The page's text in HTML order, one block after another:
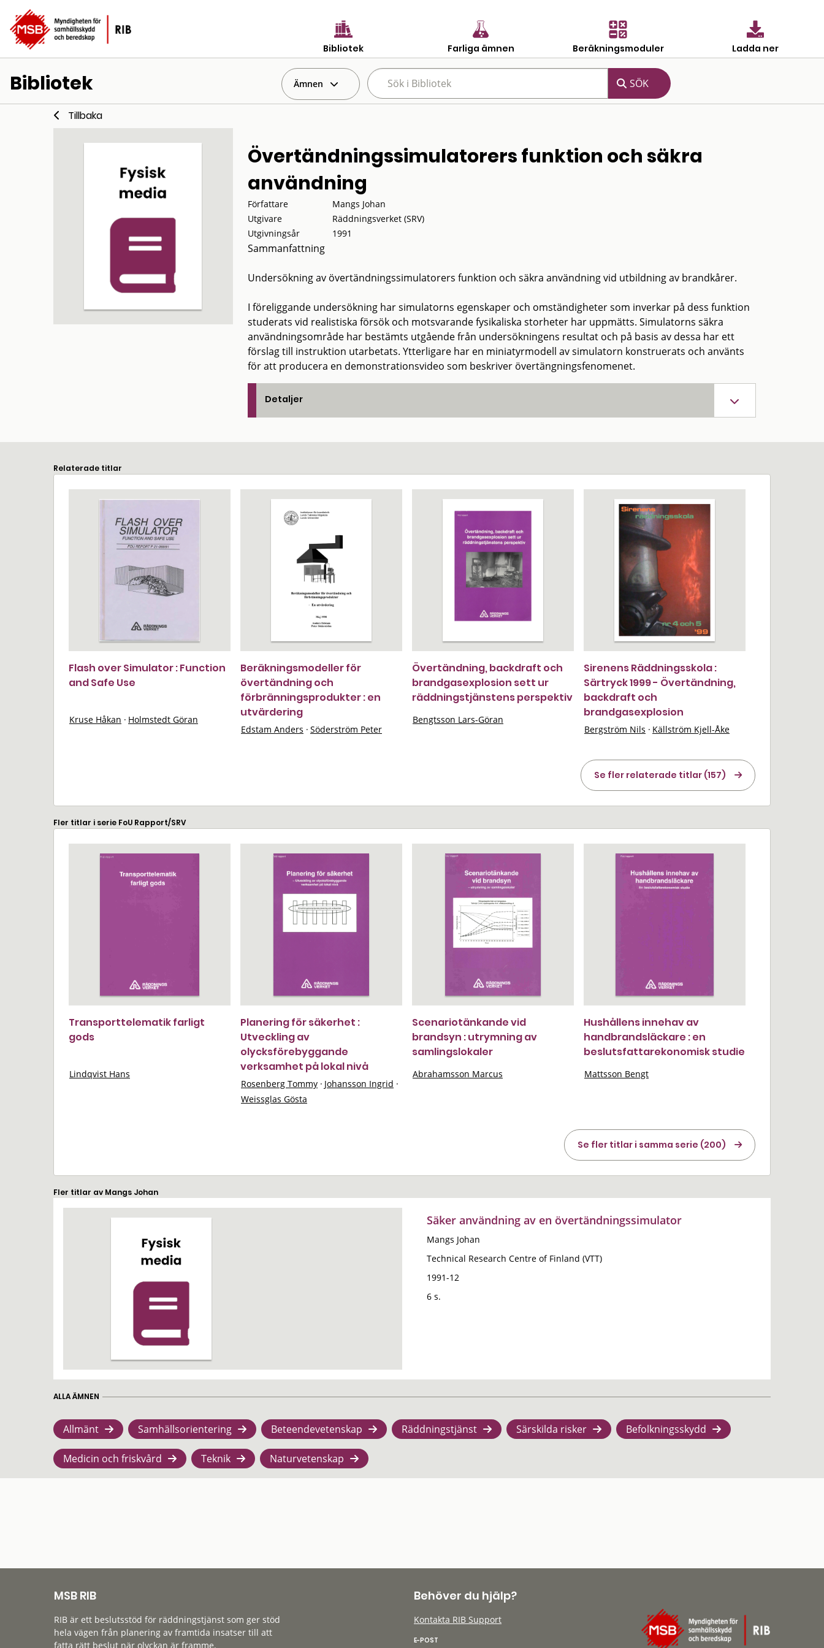
Bibliotek Farliga ämnen Beräkningsmoduler Ladda ner
Bibliotek Ämnen
Tillbaka
Övertändningssimulatorers funktion och säkra
användning
Författare
Mangs Johan
Utgivare
Räddningsverket (SRV)
Utgivningsår
1991
Sammanfattning
Undersökning av övertändningssimulatorers funktion och säkra användning vid utbildning av brandkårer.
I föreliggande undersökning har simulatorns egenskaper och omständigheter som inverkar på dess funktion
studerats vid realistiska försök och motsvarande fysikaliska storheter har uppmätts. Simulatorns säkra
användningsområde har bestämts utgående från undersökningens resultat och på basis av dessa har ett
förslag till instruktion utarbetats. Ytterligare har en miniatyrmodell av simulatorn konstruerats och använts
för att producera en demonstrationsvideo som beskriver övertängningsfenomenet.
Detaljer
Relaterade titlar
Flash over Simulator : Function
and Safe Use
Kruse Håkan · Holmstedt Göran
Beräkningsmodeller för
övertändning och
förbränningsprodukter : en
utvärdering
Edstam Anders · Söderström Peter
Övertändning, backdraft och
brandgasexplosion sett ur
räddningstjänstens perspektiv
Bengtsson Lars-Göran
Sirenens Räddningsskola :
Särtryck 1999 - Övertändning,
backdraft och
brandgasexplosion
Bergström Nils · Källström Kjell-Åke
Se fler relaterade titlar (157)
Fler titlar i serie FoU Rapport/SRV
Transporttelematik farligt
gods
Lindqvist Hans
Planering för säkerhet :
Utveckling av
olycksförebyggande
verksamhet på lokal nivå
Rosenberg Tommy · Johansson Ingrid ·
Weissglas Gösta
Scenariotänkande vid
brandsyn : utrymning av
samlingslokaler
Abrahamsson Marcus
Hushållens innehav av
handbrandsläckare : en
beslutsfattarekonomisk studie
Mattsson Bengt
Se fler titlar i samma serie (200)
Fler titlar av Mangs Johan
Säker användning av en övertändningssimulator
Mangs Johan
Technical Research Centre of Finland (VTT)
1991-12
6 s.
ALLA ÄMNEN
Allmänt Samhällsorientering Beteendevetenskap Räddningstjänst Särskilda risker Befolkningsskydd
Medicin och friskvård Teknik Naturvetenskap
MSB RIB
RIB är ett beslutsstöd för räddningstjänst som ger stöd
hela vägen från planering av framtida insatser till att
fatta rätt beslut när olyckan är framme.
Behöver du hjälp?
Kontakta RIB Support
E-POST